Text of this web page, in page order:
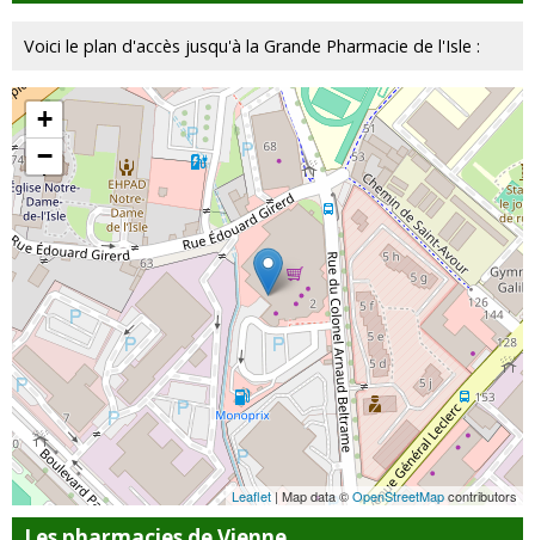
Voici le plan d'accès jusqu'à la Grande Pharmacie de l'Isle :
+
−
Leaflet | Map data ©OpenStreetMapcontributors